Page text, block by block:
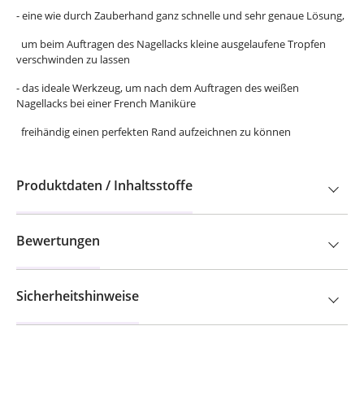
- eine wie durch Zauberhand ganz schnelle und sehr genaue Lösung,
um beim Auftragen des Nagellacks kleine ausgelaufene Tropfen
verschwinden zu lassen
- das ideale Werkzeug, um nach dem Auftragen des weißen
Nagellacks bei einer French Maniküre
freihändig einen perfekten Rand aufzeichnen zu können
Produktdaten / Inhaltsstoffe
Bewertungen
Sicherheitshinweise